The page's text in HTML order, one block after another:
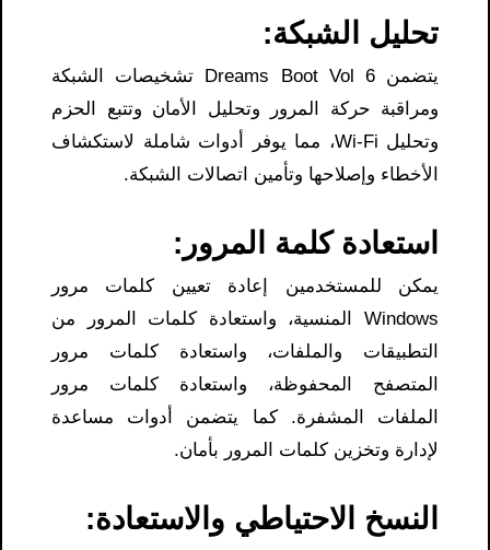
تحليل الشبكة:
يتضمن Dreams Boot Vol 6 تشخيصات الشبكة
ومراقبة حركة المرور وتحليل الأمان وتتبع الحزم
وتحليل Wi-Fi، مما يوفر أدوات شاملة لاستكشاف
الأخطاء وإصلاحها وتأمين اتصالات الشبكة.
استعادة كلمة المرور:
يمكن للمستخدمين إعادة تعيين كلمات مرور
Windows المنسية، واستعادة كلمات المرور من
التطبيقات والملفات، واستعادة كلمات مرور
المتصفح المحفوظة، واستعادة كلمات مرور
الملفات المشفرة. كما يتضمن أدوات مساعدة
لإدارة وتخزين كلمات المرور بأمان.
النسخ الاحتياطي والاستعادة: